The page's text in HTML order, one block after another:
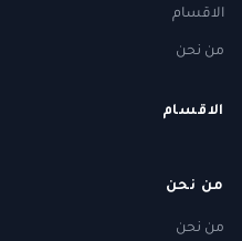
الاقسام
من نحن
الاقسام
من نحن
من نحن